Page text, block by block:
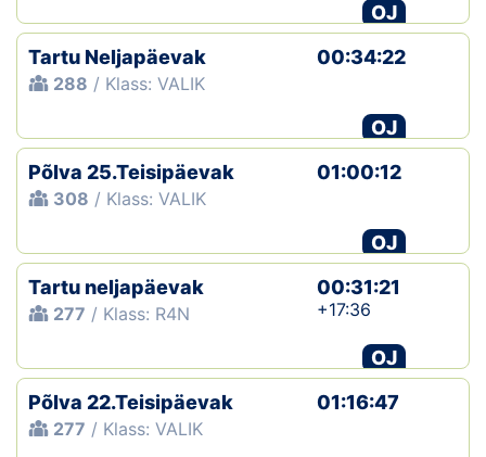
OJ
Tartu Neljapäevak
288 / Klass: VALIK
00:34:22
OJ
Põlva 25.Teisipäevak
308 / Klass: VALIK
01:00:12
OJ
Tartu neljapäevak
277 / Klass: R4N
00:31:21
+17:36
OJ
Põlva 22.Teisipäevak
277 / Klass: VALIK
01:16:47